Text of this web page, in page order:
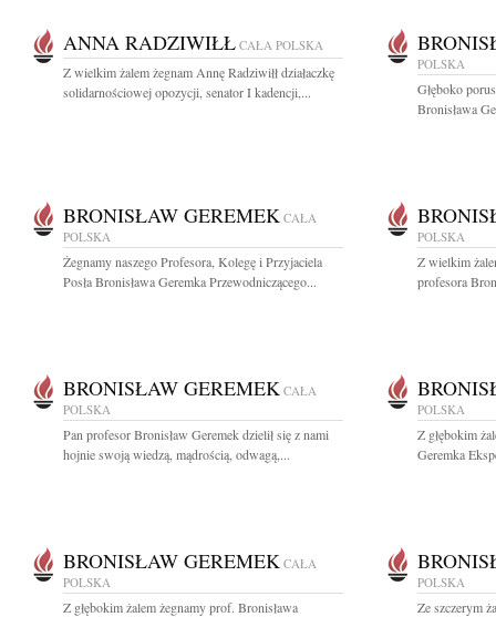
ANNA RADZIWIŁŁ CAŁA POLSKA
Z wielkim żalem żegnam Annę Radziwiłł działaczkę
solidarnościowej opozycji, senator I kadencji,...
POLSKA
Głęboko
Bronisława
BRONISŁAW GEREMEK CAŁA
POLSKA
Żegnamy naszego Profesora, Kolegę i Przyjaciela
Posła Bronisława Geremka Przewodniczącego...
POLSKA
Z wielkim
profesora
BRONISŁAW GEREMEK CAŁA
POLSKA
Pan profesor Bronisław Geremek dzielił się z nami
hojnie swoją wiedzą, mądrością, odwagą,...
POLSKA
Z głębokim
Geremka
BRONISŁAW GEREMEK CAŁA
POLSKA
Z głębokim żalem żegnamy prof. Bronisława
POLSKA
Ze szczerym